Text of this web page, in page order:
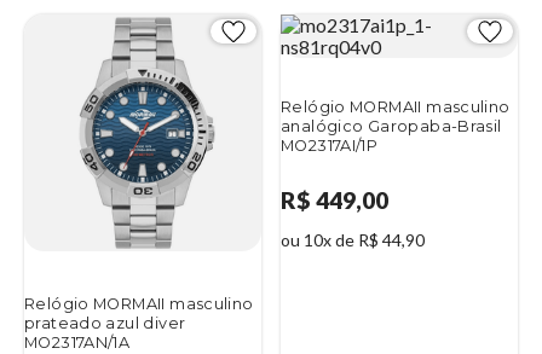
Relógio MORMAII masculino
prateado azul diver
MO2317AN/1A
Relógio MORMAII masculino
analógico Garopaba-Brasil
MO2317AI/1P
R$ 449,00
ou 10x de R$ 44,90